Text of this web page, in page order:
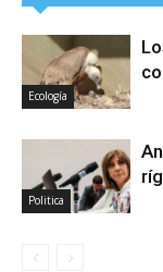
Ecología
Politica